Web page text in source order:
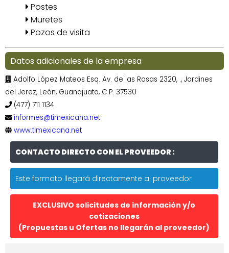
Postes
Muretes
Pozos de visita
Datos adicionales de la empresa
Adolfo López Mateos Esq. Av. de las Rosas 2320, ., Jardines
del Jerez, León, Guanajuato, C.P. 37530
(477) 711 1134
informes@timexicana.net
www.timexicana.net
CONTACTO DIRECTO CON EL PROVEEDOR :
Este formato llegará directamente al proveedor
EXCLUSIVO solicitudes de información y/o
cotizaciones
(Propuestas u Ofertas no llegarán al proveedor)